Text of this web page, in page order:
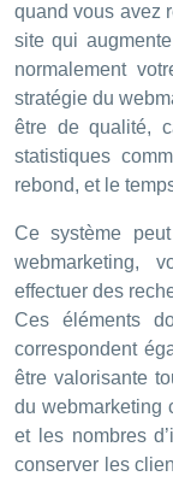
quand vous avez
site qui
normalement
stratégie du
être de qualité,
statistiques
rebond, et le
Ce système
webmarketing,
effectuer des
Ces éléments
correspondent
être valorisante
du webmarketing
et les nombres
conserver les